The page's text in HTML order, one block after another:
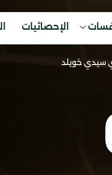
الإحصائيات
سيدي خويلد